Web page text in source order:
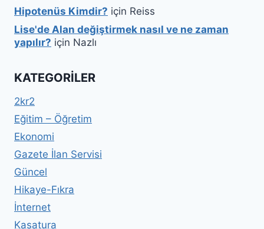
Hipotenüs Kimdir? için Reiss
Lise'de Alan değiştirmek nasıl ve ne zaman
yapılır? için Nazlı
KATEGORILER
2kr2
Eğitim – Öğretim
Ekonomi
Gazete İlan Servisi
Güncel
Hikaye-Fıkra
İnternet
Kasatura